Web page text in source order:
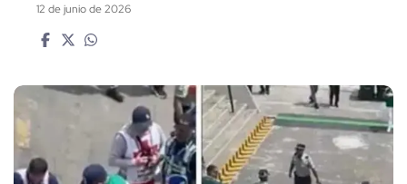
12 de junio de 2026